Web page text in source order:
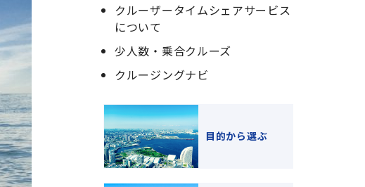
クルーザータイムシェアサービス
について
少人数・乗合クルーズ
クルージングナビ
目的から選ぶ